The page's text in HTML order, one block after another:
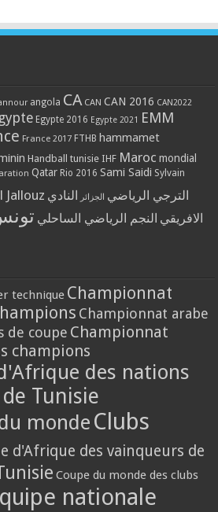
angola CA CAN CAN 2016 CAN2022
Egypte 2016 Egypte 2021 EMM
France 2017 FTHB hammamet
Handball tunisie IHF Maroc mondial
Qatar Rio 2016 Sami Saidi Sylvain
Jallouz الترجي الرياضي الجزائر النادي
الافريقي النجم الرياضي الساحلي
technique Championnat
Championnat arabe
de coupe Championnat
champions
des nations
Tunisie
monde Clubs
d'Afrique des vainqueurs de
Coupe du monde des clubs
nationale